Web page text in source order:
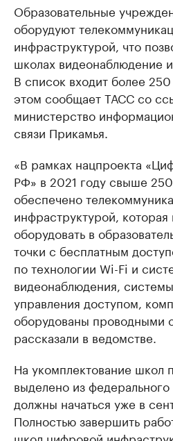
Образовательные
оборудуют
инфраструктурой, что
школах видеонаблюдение
В список входит более
этом сообщает ТАСС со
министерство
связи Прикамья.
«В рамках нацпроекта
РФ» в 2021 году свыше
обеспечено
инфраструктурой, которая
оборудовать в
точки с бесплатным
по технологии Wi-Fi и
видеонаблюдения,
управления доступом,
оборудованы проводными
рассказали в ведомстве.
На укомплектование школ
выделено из
должны начаться уже в
Полностью завершить
школ цифровой